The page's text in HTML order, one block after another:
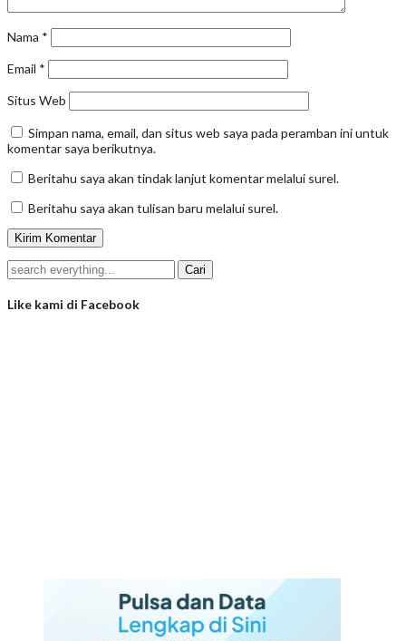
Nama *
Email *
Situs Web
Simpan nama, email, dan situs web saya pada peramban ini untuk
komentar saya berikutnya.
Beritahu saya akan tindak lanjut komentar melalui surel.
Beritahu saya akan tulisan baru melalui surel.
Like kami di Facebook